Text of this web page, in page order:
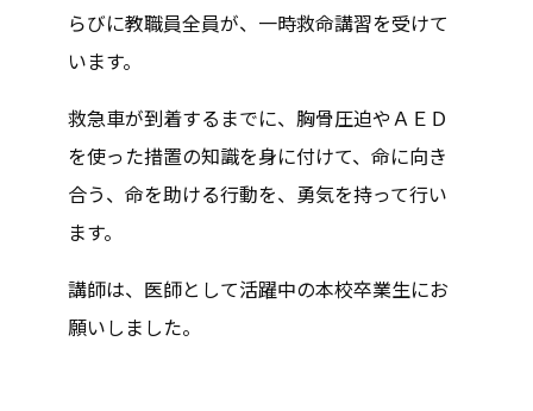
らびに教職員全員が、一時救命講習を受けて
います。
救急車が到着するまでに、胸骨圧迫やＡＥＤ
を使った措置の知識を身に付けて、命に向き
合う、命を助ける行動を、勇気を持って行い
ます。
講師は、医師として活躍中の本校卒業生にお
願いしました。